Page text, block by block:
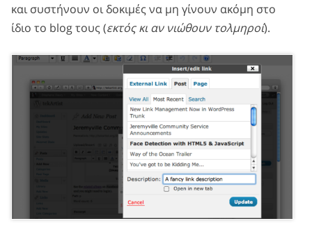
και συστήνουν οι δοκιμές να μη γίνουν ακόμη στο
ίδιο το blog τους (εκτός κι αν νιώθουν τολμηροί).